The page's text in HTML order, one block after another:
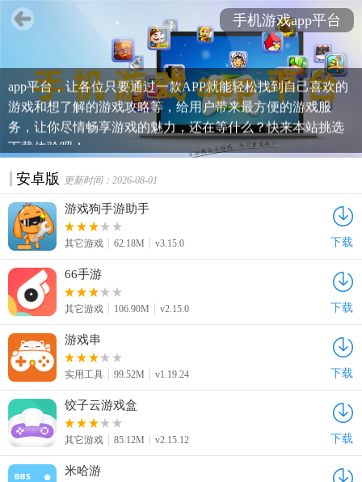
手机游戏app平台有哪些？手游平台app哪个好用？玩手游什
么平台比较好？下面本站为各位玩家们带来一系列手机游戏
app平台，让各位只要通过一款APP就能轻松找到自己喜欢的
游戏和想了解的游戏攻略等，给用户带来最方便的游戏服
务，让你尽情畅享游戏的魅力，还在等什么？快来本站挑选
下载体验吧！
手机游戏app平台
安卓版 更新时间：2026-08-01
游戏狗手游助手
其它游戏 62.18M v3.15.0 下载
66手游
其它游戏 106.90M v2.15.0 下载
游戏串
实用工具 99.52M v1.19.24 下载
饺子云游戏盒
其它游戏 85.12M v2.15.12 下载
米哈游